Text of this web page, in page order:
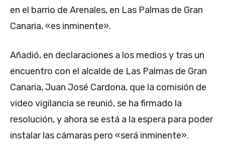
en el barrio de Arenales, en Las Palmas de Gran
Canaria, «es inminente».
Añadió, en declaraciones a los medios y tras un
encuentro con el alcalde de Las Palmas de Gran
Canaria, Juan José Cardona, que la comisión de
video vigilancia se reunió, se ha firmado la
resolución, y ahora se está a la espera para poder
instalar las cámaras pero «será inminente».